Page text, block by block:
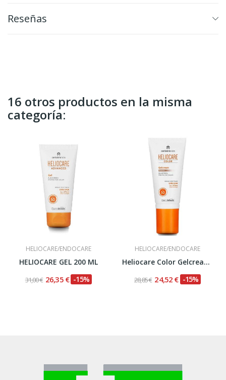
Reseñas
16 otros productos en la misma
categoría:
HELIOCARE/ENDOCARE
HELIOCARE GEL 200 ML
31,00 € 26,35 € -15%
HELIOCARE/ENDOCARE
Heliocare Color Gelcream Brown spf 50 50 ml
28,85 € 24,52 € -15%